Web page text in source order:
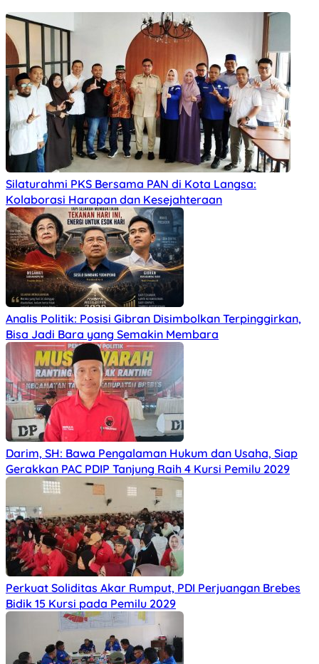
Silaturahmi PKS Bersama PAN di Kota Langsa:
Kolaborasi Harapan dan Kesejahteraan
Analis Politik: Posisi Gibran Disimbolkan Terpinggirkan,
Bisa Jadi Bara yang Semakin Membara
Darim, SH: Bawa Pengalaman Hukum dan Usaha, Siap
Gerakkan PAC PDIP Tanjung Raih 4 Kursi Pemilu 2029
Perkuat Soliditas Akar Rumput, PDI Perjuangan Brebes
Bidik 15 Kursi pada Pemilu 2029